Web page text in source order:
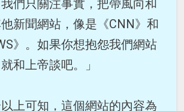
們只關注事實，把帶風向和
新聞網站，像是《CNN》和
》。如果你想抱怨我們網站
和上帝談吧。」
以上可知，這個網站的內容為